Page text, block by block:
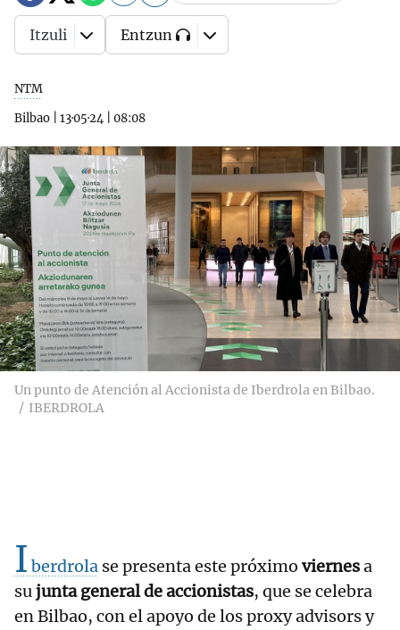
NTM
Bilbao
13·05·24 08:08
Itzuli Entzun
Un punto de Atención al Accionista de Iberdrola en Bilbao.
IBERDROLA
I berdrola se presenta este próximo viernesa
sujunta general de accionistas, que se celebra
en Bilbao, con el apoyo de los proxy advisors y